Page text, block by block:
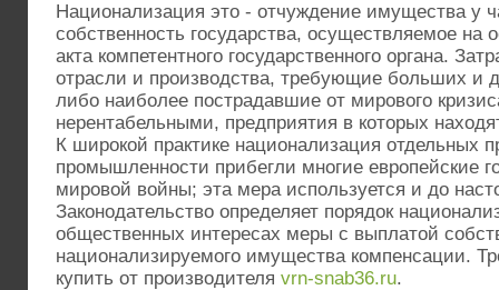
Национализация это - отчуждение имущества у
собственность государства, осуществляемое на
акта компетентного государственного органа.
отрасли и производства, требующие больших и
либо наиболее пострадавшие от мирового
нерентабельными, предприятия в которых
К широкой практике национализация отдельных
промышленности прибегли многие европейские
мировой войны; эта мера используется и до
Законодательство определяет порядок
общественных интересах меры с выплатой
национализируемого имущества компенсации.
купить от производителя vrn-snab36.ru.